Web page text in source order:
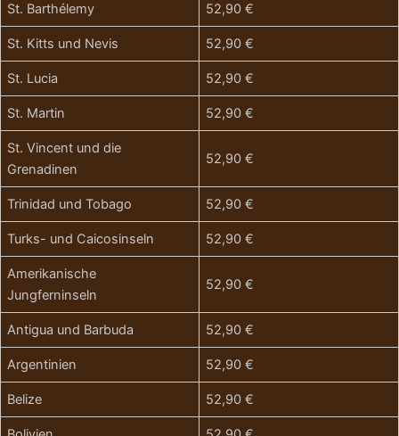
St. Barthélemy 52,90 €
St. Kitts und Nevis 52,90 €
St. Lucia 52,90 €
St. Martin 52,90 €
St. Vincent und die
Grenadinen
52,90 €
Trinidad und Tobago 52,90 €
Turks- und Caicosinseln 52,90 €
Amerikanische
Jungferninseln
52,90 €
Antigua und Barbuda 52,90 €
Argentinien 52,90 €
Belize 52,90 €